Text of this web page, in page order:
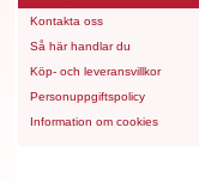
Kontakta oss
Så här handlar du
Köp- och leveransvillkor
Personuppgiftspolicy
Information om cookies